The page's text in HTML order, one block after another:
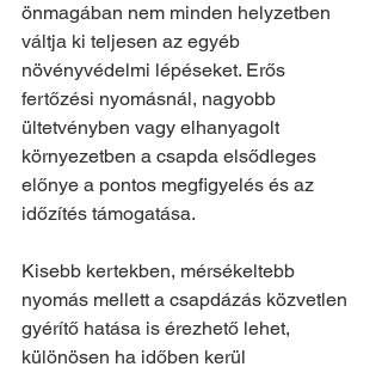
önmagában nem minden helyzetben
váltja ki teljesen az egyéb
növényvédelmi lépéseket. Erős
fertőzési nyomásnál, nagyobb
ültetvényben vagy elhanyagolt
környezetben a csapda elsődleges
előnye a pontos megfigyelés és az
időzítés támogatása.
Kisebb kertekben, mérsékeltebb
nyomás mellett a csapdázás közvetlen
gyérítő hatása is érezhető lehet,
különösen ha időben kerül